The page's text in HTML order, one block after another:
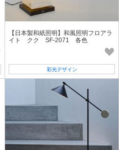
【日本製和紙照明】和風照明フロアラ
イト クク SF-2071 各色
彩光デザイン